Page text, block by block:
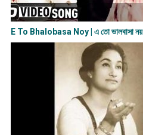
E To Bhalobasa Noy | এ তো ভালবাসা ন​য়